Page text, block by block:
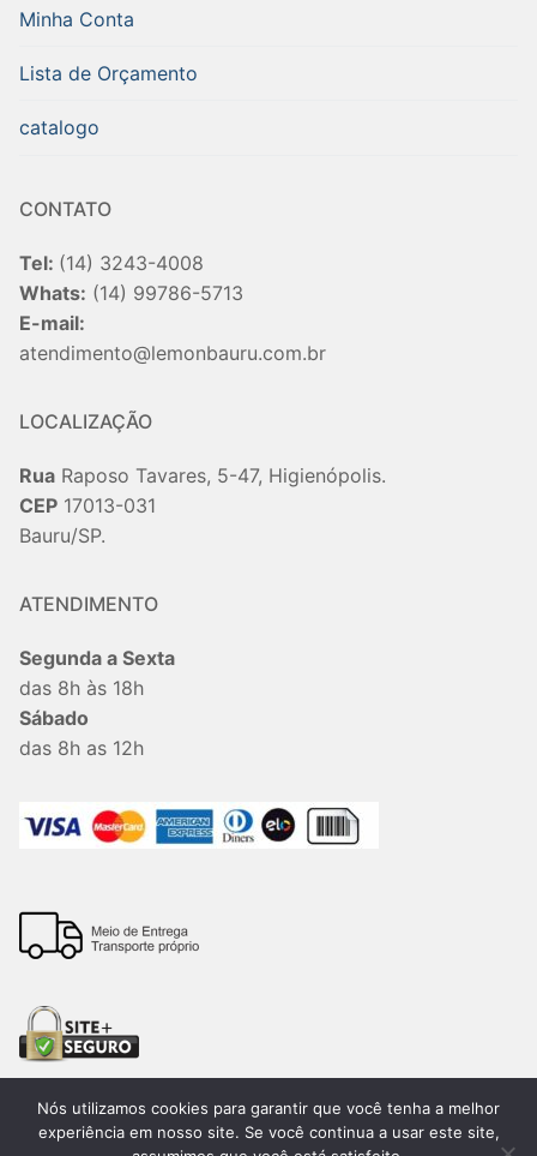
Minha Conta
Lista de Orçamento
catalogo
CONTATO
Tel: (14) 3243-4008
Whats: (14) 99786-5713
E-mail:
atendimento@lemonbauru.com.br
LOCALIZAÇÃO
Rua Raposo Tavares, 5-47, Higienópolis.
CEP 17013-031
Bauru/SP.
ATENDIMENTO
Segunda a Sexta
das 8h às 18h
Sábado
das 8h as 12h
Nós utilizamos cookies para garantir que você tenha a melhor
experiência em nosso site. Se você continua a usar este site,